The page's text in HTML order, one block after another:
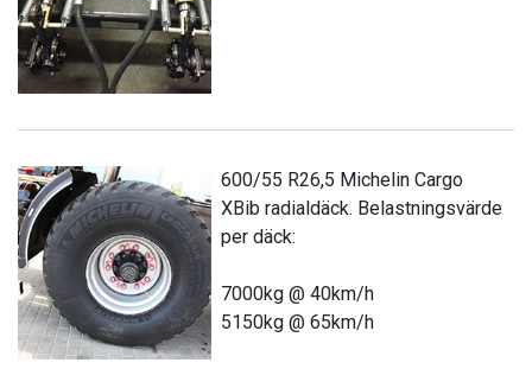
600/55 R26,5 Michelin Cargo
XBib radialdäck. Belastningsvärde
per däck:
7000kg @ 40km/h
5150kg @ 65km/h